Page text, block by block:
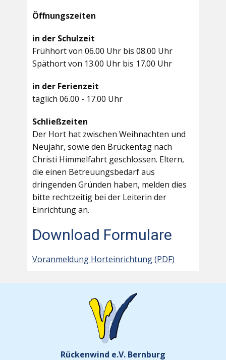
Öffnungszeiten
in der Schulzeit
Frühhort von 06.00 Uhr bis 08.00 Uhr
Späthort von 13.00 Uhr bis 17.00 Uhr
in der Ferienzeit
täglich 06.00 - 17.00 Uhr
Schließzeiten
Der Hort hat zwischen Weihnachten und
Neujahr, sowie den Brückentag nach
Christi Himmelfahrt geschlossen. Eltern,
die einen Betreuungsbedarf aus
dringenden Gründen haben, melden dies
bitte rechtzeitig bei der Leiterin der
Einrichtung an.
Download Formulare
Voranmeldung Horteinrichtung (PDF)
Rückenwind e.V. Bernburg